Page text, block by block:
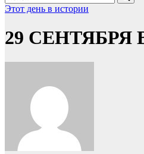
Этот день в истории
29